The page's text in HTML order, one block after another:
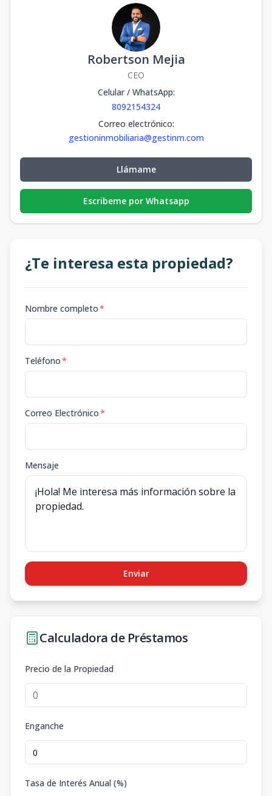
Robertson Mejia
CEO
Celular / WhatsApp:
8092154324
Correo electrónico:
gestioninmobiliaria@gestinm.com
Llámame
Escribeme por Whatsapp
¿Te interesa esta propiedad?
Nombre completo*
Teléfono*
Correo Electrónico*
Mensaje
Enviar
Calculadora de Préstamos
Precio de la Propiedad
Enganche
Tasa de Interés Anual (%)